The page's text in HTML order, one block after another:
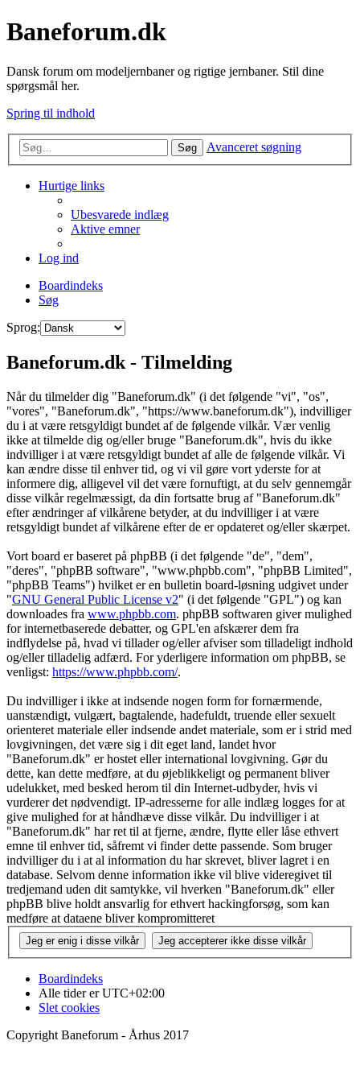
Baneforum.dk
Dansk forum om modeljernbaner og rigtige jernbaner. Stil dine
spørgsmål her.
Spring til indhold
Søg Avanceret søgning
Hurtige links
Ubesvarede indlæg
Aktive emner
Log ind
Boardindeks
Søg
Sprog:
Baneforum.dk - Tilmelding
Når du tilmelder dig "Baneforum.dk" (i det følgende "vi", "os",
"vores", "Baneforum.dk", "https://www.baneforum.dk"), indvilliger
du i at være retsgyldigt bundet af de følgende vilkår. Vær venlig
ikke at tilmelde dig og/eller bruge "Baneforum.dk", hvis du ikke
indvilliger i at være retsgyldigt bundet af alle de følgende vilkår. Vi
kan ændre disse til enhver tid, og vi vil gøre vort yderste for at
informere dig, alligevel vil det være fornuftigt, at du selv gennemgår
disse vilkår regelmæssigt, da din fortsatte brug af "Baneforum.dk"
efter ændringer af vilkårene betyder, at du indvilliger i at være
retsgyldigt bundet af vilkårene efter de er opdateret og/eller skærpet.
Vort board er baseret på phpBB (i det følgende "de", "dem",
"deres", "phpBB software", "www.phpbb.com", "phpBB Limited",
"phpBB Teams") hvilket er en bulletin board-løsning udgivet under
"GNU General Public License v2" (i det følgende "GPL") og kan
downloades fra www.phpbb.com. phpBB softwaren giver mulighed
for internetbaserede debatter, og GPL'en afskærer dem fra
indflydelse på, hvad vi tillader og/eller afviser som tilladeligt indhold
og/eller tilladelig adfærd. For yderligere information om phpBB, se
venligst: https://www.phpbb.com/.
Du indvilliger i ikke at indsende nogen form for fornærmende,
uanstændigt, vulgært, bagtalende, hadefuldt, truende eller sexuelt
orienteret materiale eller indsende andet materiale, som er i strid med
lovgivningen, det være sig i dit eget land, landet hvor
"Baneforum.dk" er hostet eller international lovgivning. Gør du
dette, kan dette medføre, at du øjeblikkeligt og permanent bliver
udelukket, med besked herom til din Internet-udbyder, hvis vi
vurderer det nødvendigt. IP-adresserne for alle indlæg logges for at
give mulighed for at håndhæve disse vilkår. Du indvilliger i at
"Baneforum.dk" har ret til at fjerne, ændre, flytte eller låse ethvert
emne til enhver tid, såfremt vi finder dette passende. Som bruger
indvilliger du i at al information du har skrevet, bliver lagret i en
database. Selvom denne information ikke vil blive videregivet til
tredjemand uden dit samtykke, vil hverken "Baneforum.dk" eller
phpBB blive holdt ansvarlig for ethvert hackingforsøg, som kan
medføre at dataene bliver kompromitteret
Boardindeks
Alle tider erUTC+02:00
Slet cookies
Copyright Baneforum - Århus 2017